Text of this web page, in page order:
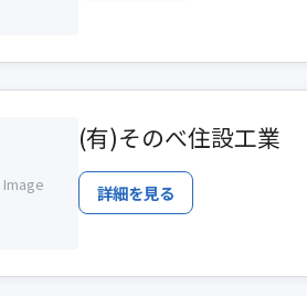
Image
(有)そのべ住設工業
詳細を見る